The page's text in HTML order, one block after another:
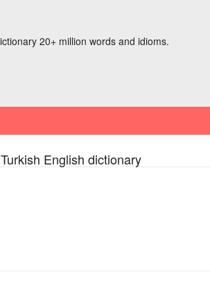
20+ million words and idioms.
English dictionary